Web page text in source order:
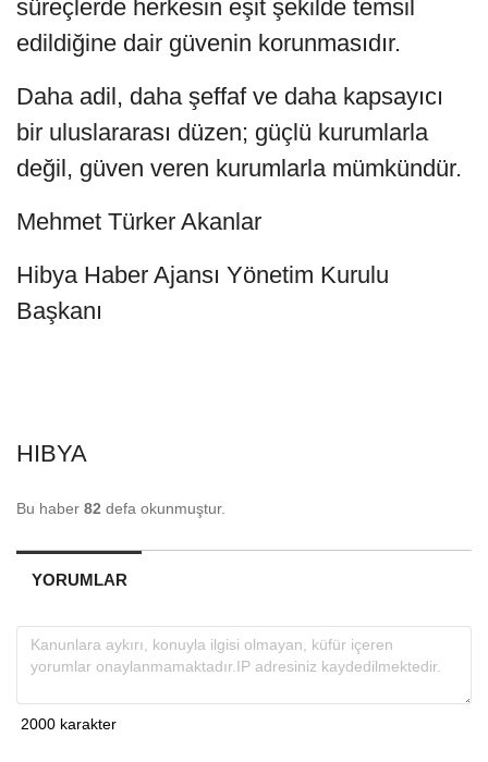
süreçlerde herkesin eşit şekilde temsil
edildiğine dair güvenin korunmasıdır.
Daha adil, daha şeffaf ve daha kapsayıcı
bir uluslararası düzen; güçlü kurumlarla
değil, güven veren kurumlarla mümkündür.
Mehmet Türker Akanlar
Hibya Haber Ajansı Yönetim Kurulu
Başkanı
HIBYA
Bu haber 82 defa okunmuştur.
YORUMLAR